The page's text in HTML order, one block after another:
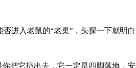
进入老鼠的“老巢”，头探一下就明白
把它扔出去，它一定是四脚落地，安